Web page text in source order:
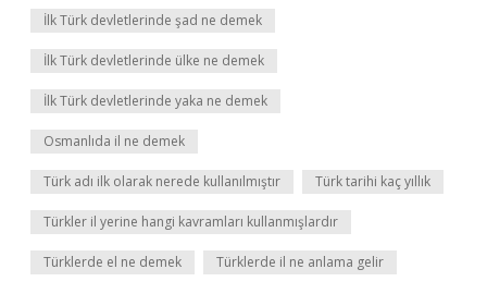
İlk Türk devletlerinde şad ne demek
İlk Türk devletlerinde ülke ne demek
İlk Türk devletlerinde yaka ne demek
Osmanlıda il ne demek
Türk adı ilk olarak nerede kullanılmıştır Türk tarihi kaç yıllık
Türkler il yerine hangi kavramları kullanmışlardır
Türklerde el ne demek Türklerde il ne anlama gelir